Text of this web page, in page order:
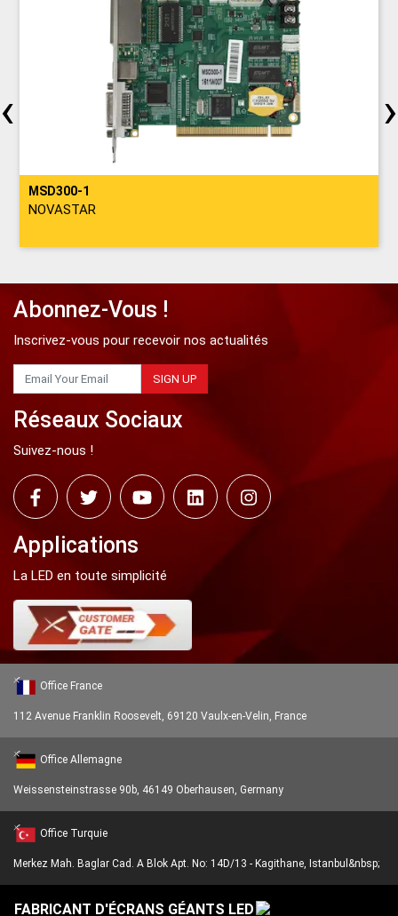
MSD300-1
NOVASTAR
‹ ›
Abonnez-Vous !
Inscrivez-vous pour recevoir nos actualités
SIGN UP
Réseaux Sociaux
Suivez-nous !
Applications
La LED en toute simplicité
Office France
112 Avenue Franklin Roosevelt, 69120 Vaulx-en-Velin, France
Office Allemagne
Weissensteinstrasse 90b, 46149 Oberhausen, Germany
Office Turquie
Merkez Mah. Baglar Cad. A Blok Apt. No: 14D/13 - Kagithane, Istanbul&nbsp;
FABRICANT D'ÉCRANS GÉANTS LED